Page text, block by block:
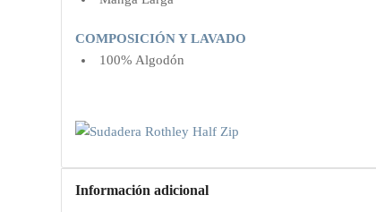
COMPOSICIÓN Y LAVADO
100% Algodón
Información adicional